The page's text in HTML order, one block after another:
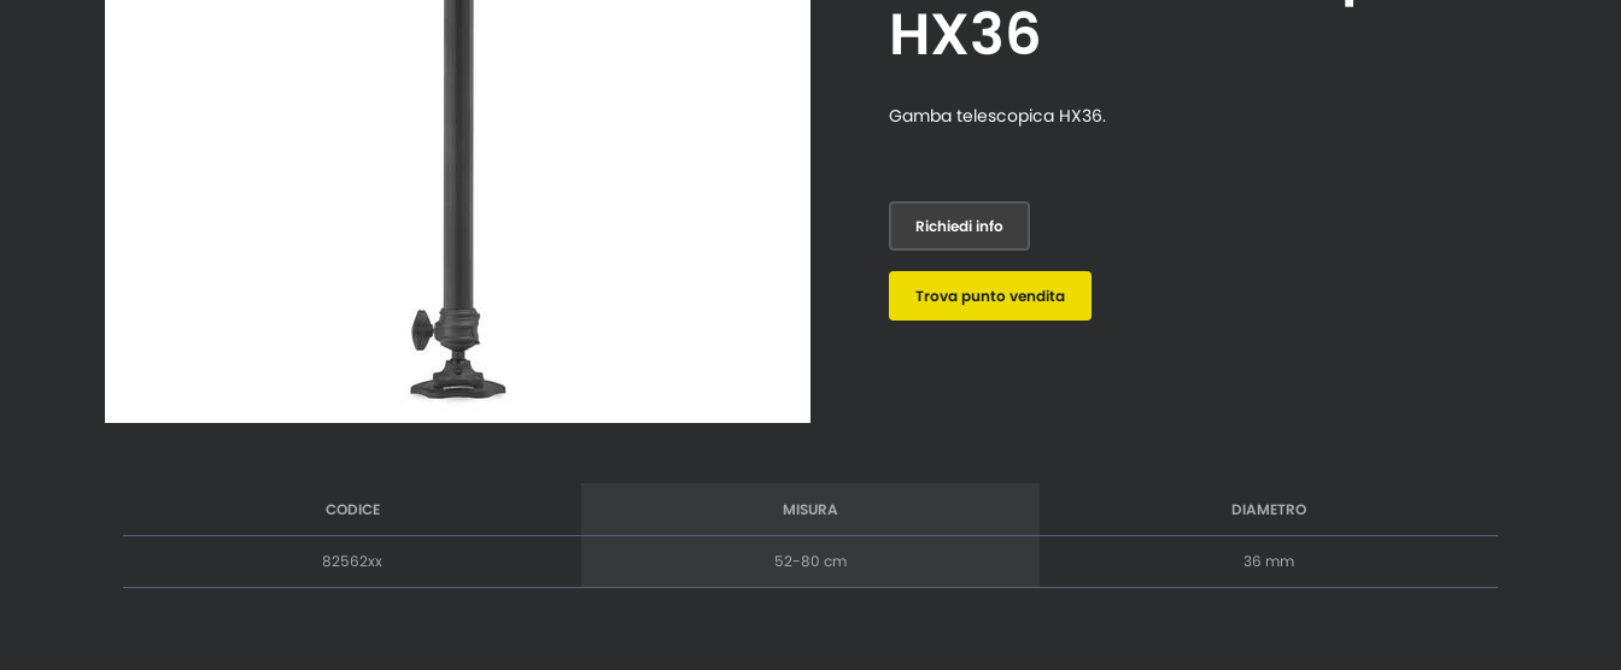
HX36
Gamba telescopica HX36.
Richiedi info
Trova punto vendita
CODICE MISURA DIAMETRO
82562xx 52-80 cm 36 mm